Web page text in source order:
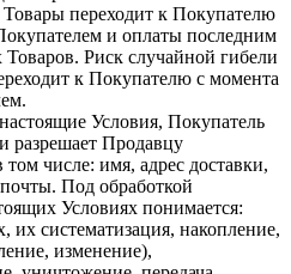
переходит к Покупателю
и оплаты последним
Риск случайной гибели
к Покупателю с момента
Условия, Покупатель
разрешает Продавцу
числе: имя, адрес доставки,
Под обработкой
Условиях понимается:
систематизация, накопление,
изменение),